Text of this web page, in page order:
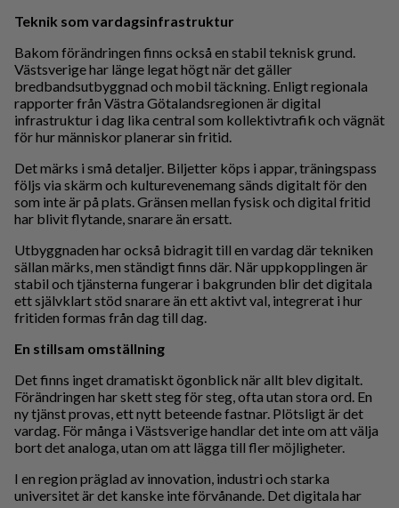
Teknik som vardagsinfrastruktur
Bakom förändringen finns också en stabil teknisk grund.
Västsverige har länge legat högt när det gäller
bredbandsutbyggnad och mobil täckning. Enligt regionala
rapporter från Västra Götalandsregionen är digital
infrastruktur i dag lika central som kollektivtrafik och vägnät
för hur människor planerar sin fritid.
Det märks i små detaljer. Biljetter köps i appar, träningspass
följs via skärm och kulturevenemang sänds digitalt för den
som inte är på plats. Gränsen mellan fysisk och digital fritid
har blivit flytande, snarare än ersatt.
Utbyggnaden har också bidragit till en vardag där tekniken
sällan märks, men ständigt finns där. När uppkopplingen är
stabil och tjänsterna fungerar i bakgrunden blir det digitala
ett självklart stöd snarare än ett aktivt val, integrerat i hur
fritiden formas från dag till dag.
En stillsam omställning
Det finns inget dramatiskt ögonblick när allt blev digitalt.
Förändringen har skett steg för steg, ofta utan stora ord. En
ny tjänst provas, ett nytt beteende fastnar. Plötsligt är det
vardag. För många i Västsverige handlar det inte om att välja
bort det analoga, utan om att lägga till fler möjligheter.
I en region präglad av innovation, industri och starka
universitet är det kanske inte förvånande. Det digitala har